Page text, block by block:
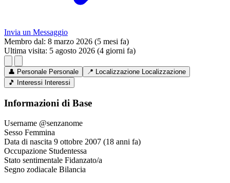
Invia un Messaggio
Membro dal: 8 marzo 2026 (5 mesi fa)
Ultima visita: 5 agosto 2026 (4 giorni fa)
👤 Personale Personale 📍 Localizzazione Localizzazione
🎵
Interessi Interessi
Informazioni di Base
Username @senzanome
Sesso Femmina
Data di nascita 9 ottobre 2007 (18 anni fa)
Occupazione Studentessa
Stato sentimentale Fidanzato/a
Segno zodiacale Bilancia